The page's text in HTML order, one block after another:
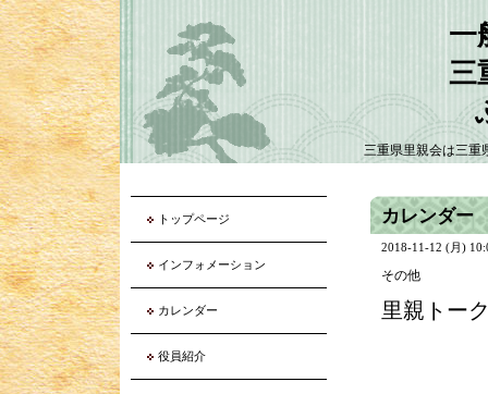
一
三
三重県里親会は三重
カレンダー
2018-11-12 (月)
その他
里親トー
トップページ
インフォメーション
カレンダー
役員紹介